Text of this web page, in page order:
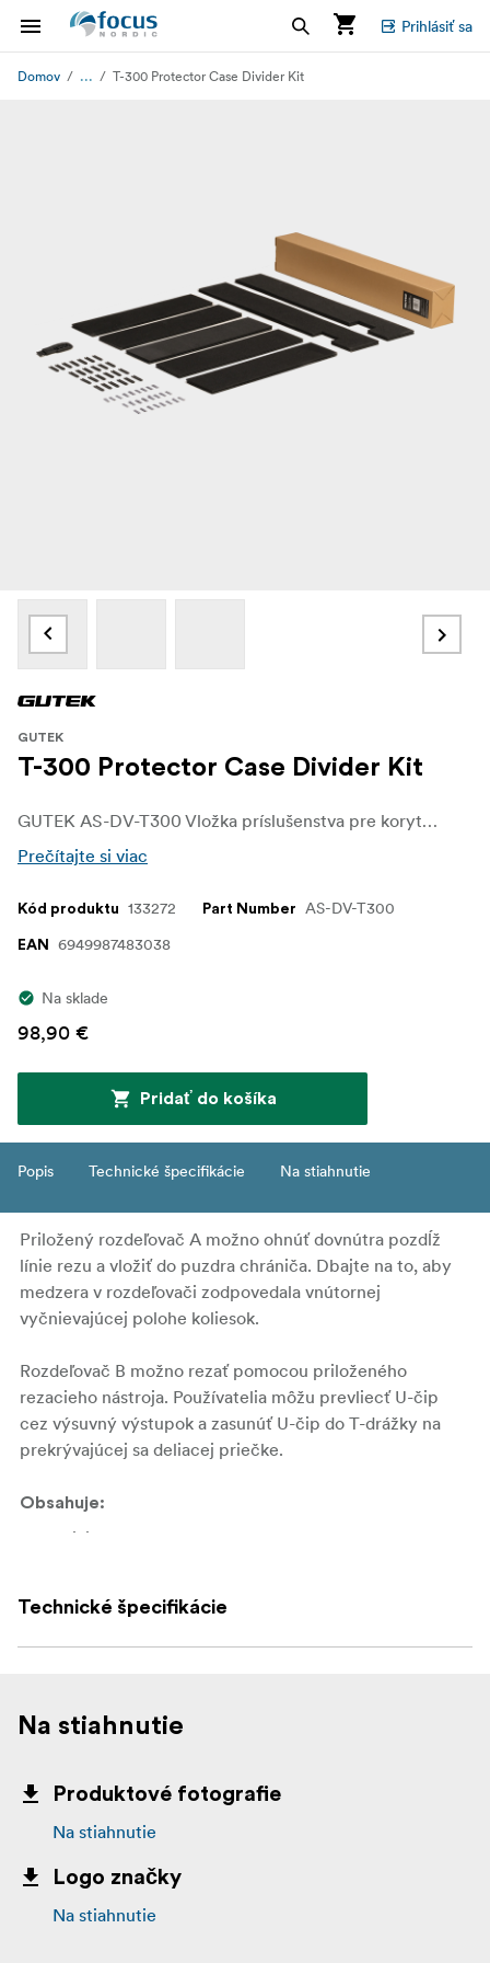
Prihlásiť sa
Domov ... T-300 Protector Case Divider Kit
GUTEK
T-300 Protector Case Divider Kit
GUTEK AS-DV-T300 Vložka príslušenstva pre korytnačku T-300.
Prečítajte si viac
Kód produktu 133272 Part Number AS-DV-T300
EAN 6949987483038
Na sklade
98,90 €
Pridať do košíka
Popis Technické špecifikácie Na stiahnutie
Priložený rozdeľovač A možno ohnúť dovnútra pozdĺž
línie rezu a vložiť do puzdra chrániča. Dbajte na to, aby
medzera v rozdeľovači zodpovedala vnútornej
vyčnievajúcej polohe koliesok.
Rozdeľovač B možno rezať pomocou priloženého
rezacieho nástroja. Používatelia môžu prevliecť U-čip
cez výsuvný výstupok a zasunúť U-čip do T-drážky na
prekrývajúcej sa deliacej priečke.
Obsahuje:
Divider A × 2
Cutter Tool × 1
Technické špecifikácie
Na stiahnutie
Produktové fotografie
Na stiahnutie
Logo značky
Na stiahnutie